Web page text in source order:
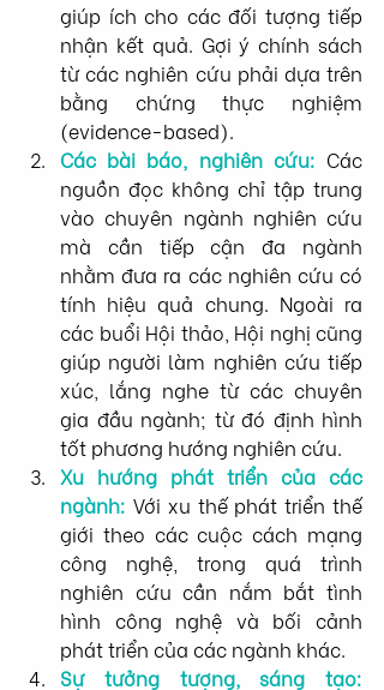
giúp ích cho các đối tượng tiếp
nhận kết quả. Gợi ý chính sách
từ các nghiên cứu phải dựa trên
bằng chứng thực nghiệm
(evidence-based).
Các bài báo, nghiên cứu: Các
nguồn đọc không chỉ tập trung
vào chuyên ngành nghiên cứu
mà cần tiếp cận đa ngành
nhằm đưa ra các nghiên cứu có
tính hiệu quả chung. Ngoài ra
các buổi Hội thảo, Hội nghị cũng
giúp người làm nghiên cứu tiếp
xúc, lắng nghe từ các chuyên
gia đầu ngành; từ đó định hình
tốt phương hướng nghiên cứu.
Xu hướng phát triển của các
ngành: Với xu thế phát triển thế
giới theo các cuộc cách mạng
công nghệ, trong quá trình
nghiên cứu cần nắm bắt tình
hình công nghệ và bối cảnh
phát triển của các ngành khác.
Sự tưởng tượng, sáng tạo: